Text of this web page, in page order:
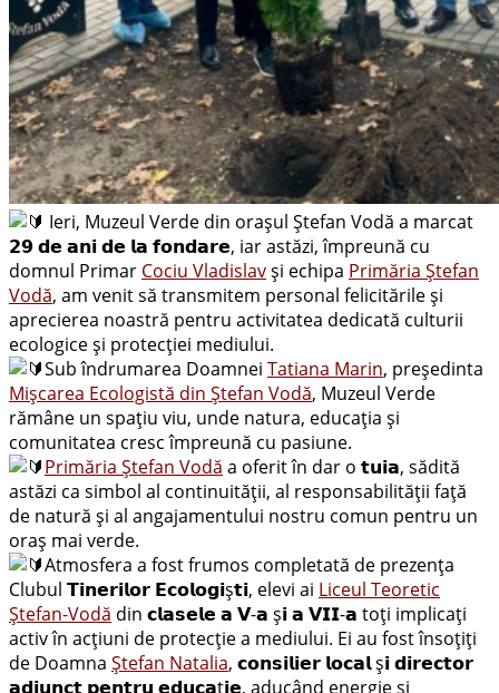
Ieri, Muzeul Verde din orașul Ștefan Vodă a marcat
𝟮𝟵 𝗱𝗲 𝗮𝗻𝗶 𝗱𝗲 𝗹𝗮 𝗳𝗼𝗻𝗱𝗮𝗿𝗲, iar astăzi, împreună cu
domnul Primar Cociu Vladislavși echipa Primăria Ștefan
Vodă, am venit să transmitem personal felicitările și
aprecierea noastră pentru activitatea dedicată culturii
ecologice și protecției mediului.
Sub îndrumarea Doamnei Tatiana Marin, președinta
Mişcarea Ecologistă din Ştefan Vodă, Muzeul Verde
rămâne un spațiu viu, unde natura, educația și
comunitatea cresc împreună cu pasiune.
Primăria Ștefan Vodă a oferit în dar o 𝘁𝘂𝗶𝗮, sădită
astăzi ca simbol al continuității, al responsabilității față
de natură și al angajamentului nostru comun pentru un
oraș mai verde.
Atmosfera a fost frumos completată de prezența
Clubul 𝗧𝗶𝗻𝗲𝗿𝗶𝗹𝗼𝗿 𝗘𝗰𝗼𝗹𝗼𝗴𝗶ș𝘁𝗶, elevi ai Liceul Teoretic
Ştefan-Vodă din 𝗰𝗹𝗮𝘀𝗲𝗹𝗲 𝗮 𝗩-𝗮 ș𝗶 𝗮 𝗩𝗜𝗜-𝗮 toți implicați
activ în acțiuni de protecție a mediului. Ei au fost însoțiți
de Doamna Ştefan Natalia, 𝗰𝗼𝗻𝘀𝗶𝗹𝗶𝗲𝗿 𝗹𝗼𝗰𝗮𝗹 ș𝗶 𝗱𝗶𝗿𝗲𝗰𝘁𝗼𝗿
𝗮𝗱𝗷𝘂𝗻𝗰𝘁 𝗽𝗲𝗻𝘁𝗿𝘂 𝗲𝗱𝘂𝗰𝗮ț𝗶𝗲, aducând energie și